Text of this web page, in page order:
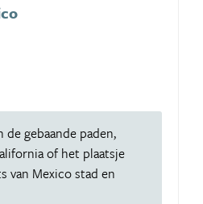
de gebaande paden,
of het plaatsje
van Mexico stad en